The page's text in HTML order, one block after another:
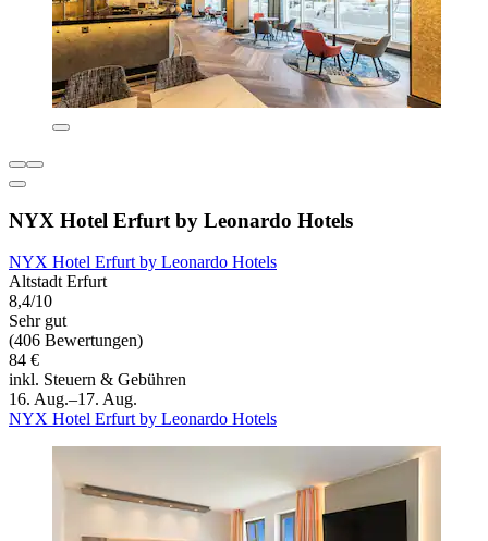
NYX Hotel Erfurt by Leonardo Hotels
NYX Hotel Erfurt by Leonardo Hotels
Altstadt Erfurt
8,4/10
Sehr gut
(406 Bewertungen)
84 €
inkl. Steuern & Gebühren
16. Aug.–17. Aug.
NYX Hotel Erfurt by Leonardo Hotels